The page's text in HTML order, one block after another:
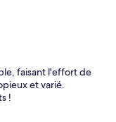
faisant l'effort de
et varié.
!